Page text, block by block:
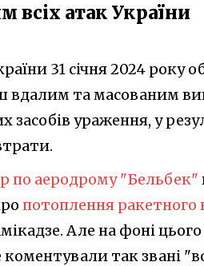
всіх атак України
31 січня 2024 року
вдалим та масованим
засобів ураження, у
по аеродрому "Бельбек"
потоплення ракетного
Але на фоні
так звані